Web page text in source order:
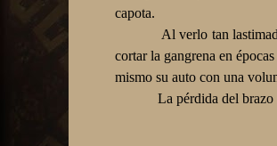
capota.
Al verlo tan
cortar la gangrena en
mismo su auto con una
La pérdida del